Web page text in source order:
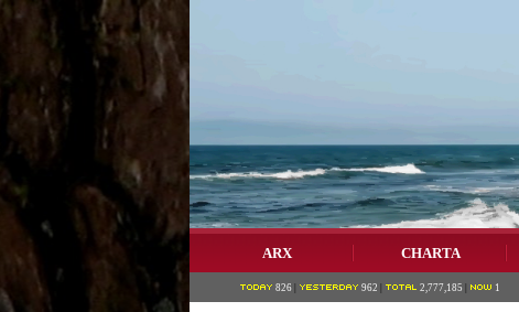
ARX CHARTA
826 962 2,777,185 1